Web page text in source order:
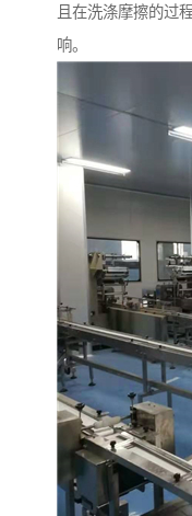
且在洗涤摩擦的过
响。